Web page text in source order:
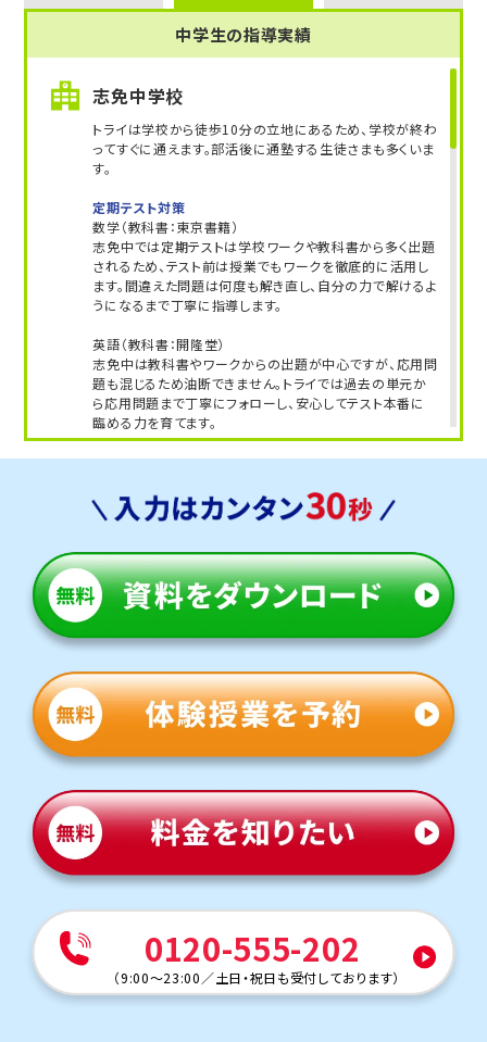
小倉高、東筑高、修猷館高、福岡高、筑紫丘高、明善
高、八女高、伝習館高、三池高、城南高、筑前高、香住
丘高、新宮高、春日高、福岡中央高、筑紫中央高、福岡
大附属大濠高、西南学院高、敬愛高、筑紫女学園高、
福岡舞鶴高、筑陽学園高 他多数
【中学受験】
久留米大附設中、福岡大附属大濠中、西南学院中、早
稲田佐賀中、福岡教育大附属福岡中、福岡教育大附属
小倉中、福岡教育大附属久留米中、明治学園中、小倉
日新館中、上智福岡中、筑紫女学園中、東福岡自彊館
第一志望校合格を目指すなら、受験に強いトライに
お任せください！
教室長兼教育プランナー 久野 貴嗣
中学生の指導実績
志免中学校
トライは学校から徒歩10分の立地にあるため、学校が終わ
ってすぐに通えます。部活後に通塾する生徒さまも多くいま
す。
定期テスト対策
数学（教科書：東京書籍）
志免中では定期テストは学校ワークや教科書から多く出題
されるため、テスト前は授業でもワークを徹底的に活用し
ます。間違えた問題は何度も解き直し、自分の力で解けるよ
うになるまで丁寧に指導します。
英語（教科書：開隆堂）
志免中は教科書やワークからの出題が中心ですが、応用問
題も混じるため油断できません。トライでは過去の単元か
ら応用問題まで丁寧にフォローし、安心してテスト本番に
臨める力を育てます。
人気のコース
・公立入試対策コース
トライは学校から約20分の立地にあり、アクセスがよいで
す。授業がない日も自習のために通塾する生徒さまも多く
います。
定期テスト対策
数学（教科書：東京書籍）
志免東中は教科書やワークからの出題が中心ですが、応用
問題も混じるため油断できません。トライでは基礎から応
用まで丁寧にフォローし、安心してテスト本番に臨める力
英語（教科書：開隆堂）
志免東中は教科書やワークからの出題が中心ですが、応用
問題も混じるため油断できません。トライでは基礎から応
用まで丁寧にフォローし、安心してテスト本番に臨める力
・公立入試対策コース
須恵中学校
0120-555-202
（9:00～23:00 ／土日・祝日も受付しております）